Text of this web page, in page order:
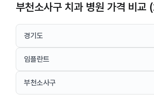
부천소사구 치과 병원 가격 비
경기도
임플란트
부천소사구